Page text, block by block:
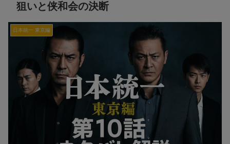
狙いと侠和会の決断
日本統一 東京編